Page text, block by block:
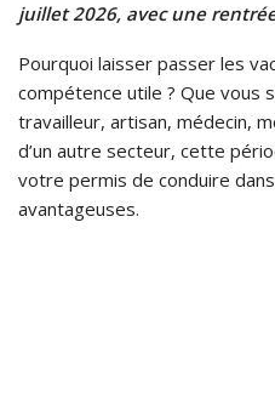
juillet 2026, avec une
Pourquoi laisser passer les
compétence utile ? Que vous
travailleur, artisan, médecin,
d’un autre secteur, cette
votre permis de conduire
avantageuses.